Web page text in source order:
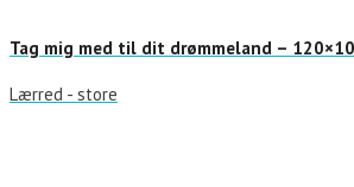
Tag mig med til dit drømmeland –
Lærred - store